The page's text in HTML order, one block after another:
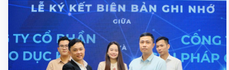
Nexta và KDI Education hợp tác triển khai
giải pháp giáo dục thông minh đột phá
Ngày 10/01/2025, Nexta và KDI Education chính thức ký kết
Biên bản Ghi nhớ hợp tác, đánh dấu một bước tiến quan trọng
trong việc ứng dụng công nghệ thông minh vào giáo dục. Hợp